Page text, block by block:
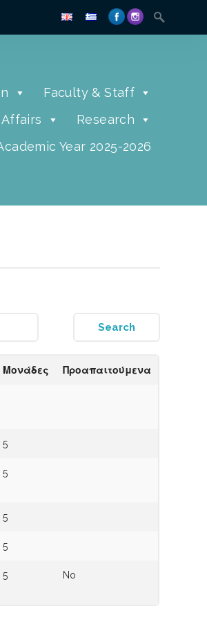
Faculty & Staff
Research
Year 2025-2026
Μονάδες Προαπαιτούμενα
5
5
5
5
5 No